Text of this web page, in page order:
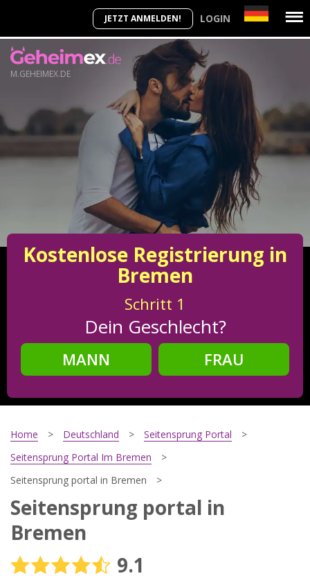
JETZT ANMELDEN! LOGIN
M.GEHEIMEX.DE
Kostenlose Registrierung in
Bremen
Schritt 1
Dein Geschlecht?
MANN
FRAU
Schritt2
Deine E-Mail?
Home Deutschland
Seitensprung Portal
Seitensprung Portal Im Bremen
Seitensprung portal in Bremen
Seitensprung portal in
Bremen
9.1